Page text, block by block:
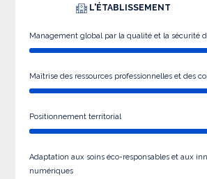
L'ÉTABLISSEMENT
Management global par la qualité et la sécurité
Maîtrise des ressources professionnelles et des
Positionnement territorial
Adaptation aux soins éco-responsables et aux
numériques